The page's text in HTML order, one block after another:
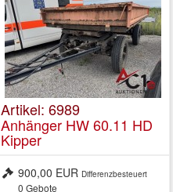
Artikel: 6989
Anhänger HW 60.11 HD
Kipper
900,00 EUR Differenzbesteuert
0 Gebote